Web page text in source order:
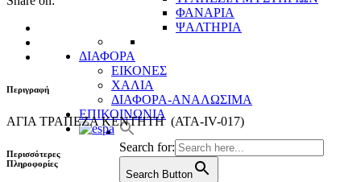
ΦΑΝΑΡΙΑ
ΨΑΛΤΗΡΙΑ
ΔΙΑΦΟΡΑ
ΕΙΚΟΝΕΣ
ΧΑΛΙΑ
ΔΙΑΦΟΡΑ-ΑΝΑΛΩΣΙΜΑ
ΕΠΙΚΟΙΝΩΝΙΑ
Search for:
Search Button
Περιγραφή
ΑΓΙΑ ΤΡΑΠΕΖΑ ΚΕΝΤΗΤΗ (ATA-IV-017)
Περισσότερες
Πληροφορίες